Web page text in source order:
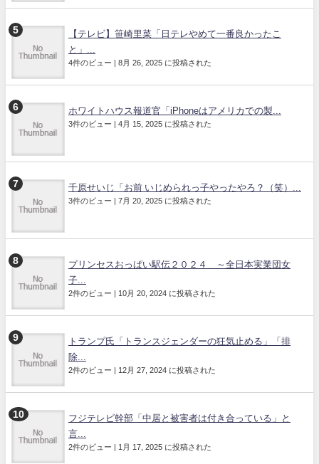
【テレビ】笹崎里菜「日テレやめて一番良かったこ
と」...
4件のビュー | 8月 26, 2025 に投稿された
ホワイトハウス報道官「iPhoneはアメリカでの製...
3件のビュー | 4月 15, 2025 に投稿された
千原せいじ「お前 いじめられっ子やったやろ？（笑）...
3件のビュー | 7月 20, 2025 に投稿された
プリンセスおっぱい駅伝２０２４ ～全日本実業団女
子...
2件のビュー | 10月 20, 2024 に投稿された
トランプ氏「トランスジェンダーの狂気止める」「排
除...
2件のビュー | 12月 27, 2024 に投稿された
フジテレビ幹部「中居と被害者は付き合っている」と
言...
2件のビュー | 1月 17, 2025 に投稿された